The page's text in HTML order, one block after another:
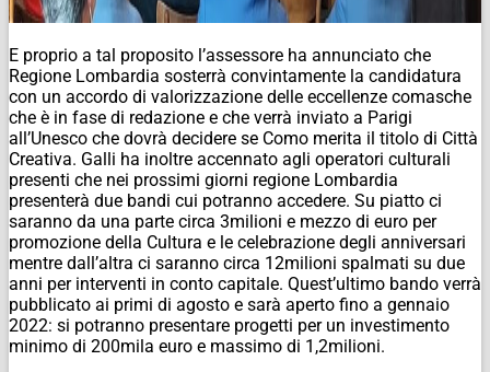
E proprio a tal proposito l’assessore ha annunciato che
Regione Lombardia sosterrà convintamente la candidatura
con un accordo di valorizzazione delle eccellenze comasche
che è in fase di redazione e che verrà inviato a Parigi
all’Unesco che dovrà decidere se Como merita il titolo di Città
Creativa. Galli ha inoltre accennato agli operatori culturali
presenti che nei prossimi giorni regione Lombardia
presenterà due bandi cui potranno accedere. Su piatto ci
saranno da una parte circa 3milioni e mezzo di euro per
promozione della Cultura e le celebrazione degli anniversari
mentre dall’altra ci saranno circa 12milioni spalmati su due
anni per interventi in conto capitale. Quest’ultimo bando verrà
pubblicato ai primi di agosto e sarà aperto fino a gennaio
2022: si potranno presentare progetti per un investimento
minimo di 200mila euro e massimo di 1,2milioni.